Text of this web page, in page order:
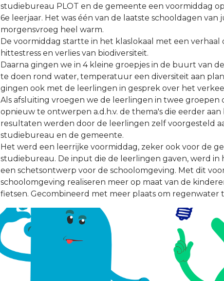
studiebureau PLOT en de gemeente een voormiddag
6e leerjaar. Het was één van de laatste schooldagen van
morgensvroeg heel warm.
De voormiddag startte in het klaslokaal met een verhaal
hittestress en verlies van biodiversiteit.
Daarna gingen we in 4 kleine groepjes in de buurt van
te doen rond water, temperatuur een diversiteit aan
gingen ook met de leerlingen in gesprek over het
Als afsluiting vroegen we de leerlingen in twee groepen
opnieuw te ontwerpen a.d.h.v. de thema's die eerder
resultaten werden door de leerlingen zelf voorgesteld
studiebureau en de gemeente.
Het werd een leerrijke voormiddag, zeker ook voor de
studiebureau. De input die de leerlingen gaven, werd in
een schetsontwerp voor de schoolomgeving. Met dit
schoolomgeving realiseren meer op maat van de
fietsen. Gecombineerd met meer plaats om regenwater
laten sijpelen en een omgeving die beter bestand is